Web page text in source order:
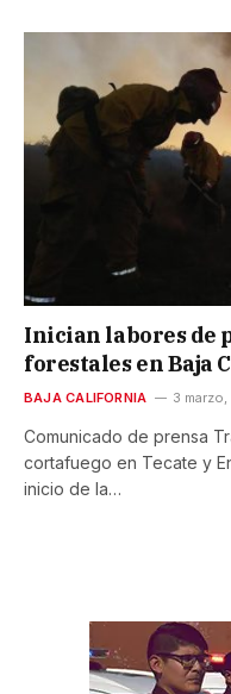
Inician labores de
forestales en Baja
BAJA CALIFORNIA 3 marzo,
Comunicado de prensa
cortafuego en Tecate y
inicio de la…